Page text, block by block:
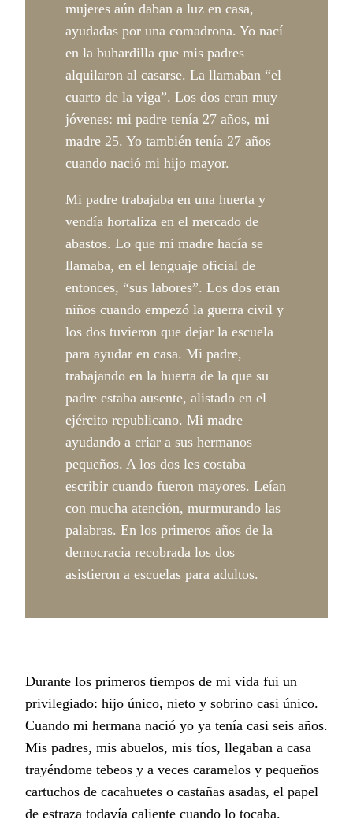
mujeres aún daban a luz en casa,
ayudadas por una comadrona. Yo nací
en la buhardilla que mis padres
alquilaron al casarse. La llamaban “el
cuarto de la viga”. Los dos eran muy
jóvenes: mi padre tenía 27 años, mi
madre 25. Yo también tenía 27 años
cuando nació mi hijo mayor.
Mi padre trabajaba en una huerta y
vendía hortaliza en el mercado de
abastos. Lo que mi madre hacía se
llamaba, en el lenguaje oficial de
entonces, “sus labores”. Los dos eran
niños cuando empezó la guerra civil y
los dos tuvieron que dejar la escuela
para ayudar en casa. Mi padre,
trabajando en la huerta de la que su
padre estaba ausente, alistado en el
ejército republicano. Mi madre
ayudando a criar a sus hermanos
pequeños. A los dos les costaba
escribir cuando fueron mayores. Leían
con mucha atención, murmurando las
palabras. En los primeros años de la
democracia recobrada los dos
asistieron a escuelas para adultos.
Durante los primeros tiempos de mi vida fui un
privilegiado: hijo único, nieto y sobrino casi único.
Cuando mi hermana nació yo ya tenía casi seis años.
Mis padres, mis abuelos, mis tíos, llegaban a casa
trayéndome tebeos y a veces caramelos y pequeños
cartuchos de cacahuetes o castañas asadas, el papel
de estraza todavía caliente cuando lo tocaba.